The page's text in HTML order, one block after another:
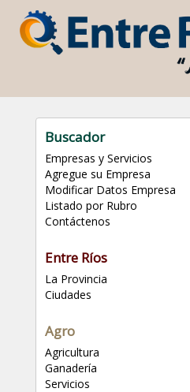
Buscador
Empresas y Servicios
Agregue su Empresa
Modificar Datos Empresa
Listado por Rubro
Contáctenos
Entre Ríos
La Provincia
Ciudades
Agro
Agricultura
Ganadería
Servicios